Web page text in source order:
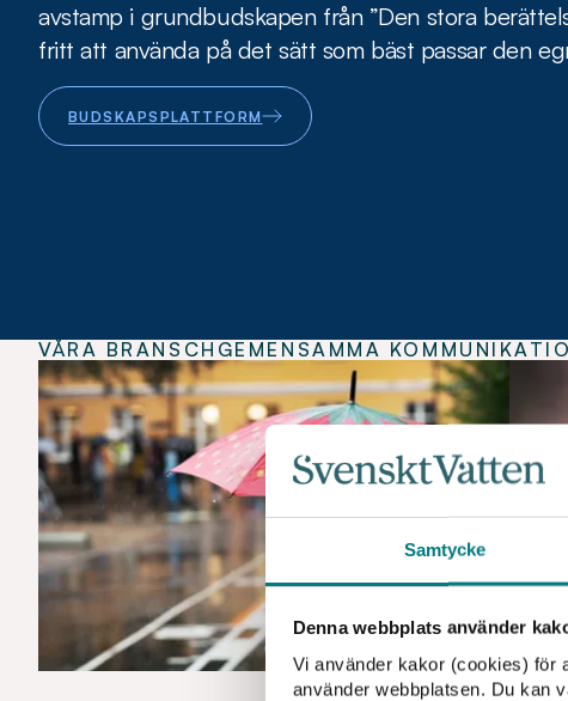
Samtycke
Denna webbplats använder
Vi använder kakor (cookies) för
använder webbplatsen. Du kan
avstamp i grundbudskapen från ”Den stora
fritt att använda på det sätt som bäst passar den
BUDSKAPSPLATTFORM
VÅRA BRANSCHGEMENSAMMA